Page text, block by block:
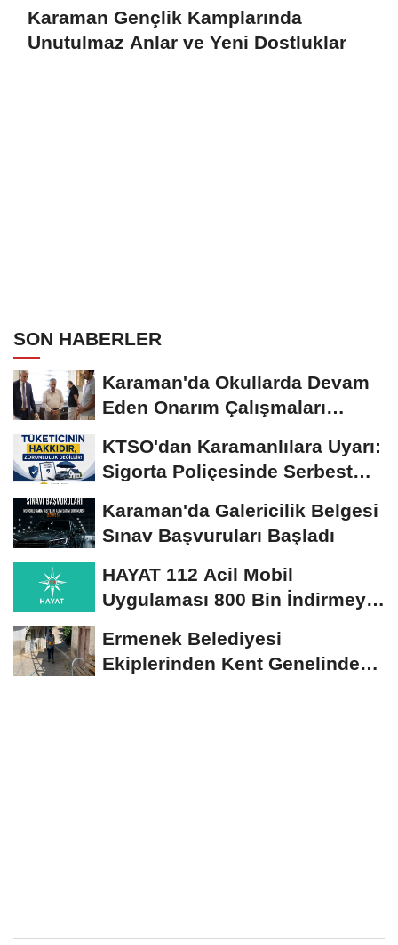
Karaman Gençlik Kamplarında
Unutulmaz Anlar ve Yeni Dostluklar
SON HABERLER
Karaman'da Okullarda Devam
Eden Onarım Çalışmaları
KTSO'dan Karamanlılara Uyarı:
Sigorta Poliçesinde Serbest
Karaman'da Galericilik Belgesi
Sınav Başvuruları Başladı
HAYAT 112 Acil Mobil
Uygulaması 800 Bin İndirmeyi
Ermenek Belediyesi
Ekiplerinden Kent Genelinde